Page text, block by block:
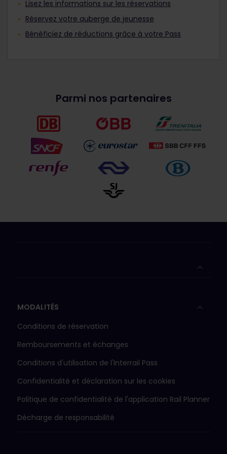
Lisez les informations sur les réservations
Réservez votre auberge de jeunesse
Bénéficiez de réductions grâce à votre Pass
Parmi nos partenaires
MODALITÉS
Conditions de réservation
Remboursements et échanges
Conditions d'utilisation de l'Interrail Pass
Confidentialité et déclaration sur les cookies
Politique de confidentialité de l'application Rail Planner
Décharge de responsabilité